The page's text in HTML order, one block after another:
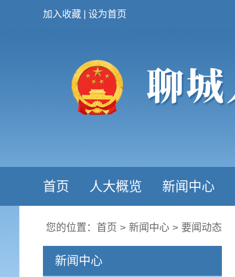
加入收藏 设为首页
首页 人大概览 新闻中心
您的位置： 首页 > 新闻中心 > 要闻动态
新闻中心